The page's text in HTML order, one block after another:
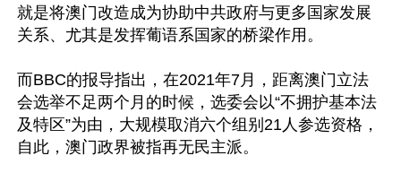
就是将澳门改造成为协助中共政府与更多国家发展
关系、尤其是发挥葡语系国家的桥梁作用。
而BBC的报导指出，在2021年7月，距离澳门立法
会选举不足两个月的时候，选委会以“不拥护基本法
及特区”为由，大规模取消六个组别21人参选资格，
自此，澳门政界被指再无民主派。